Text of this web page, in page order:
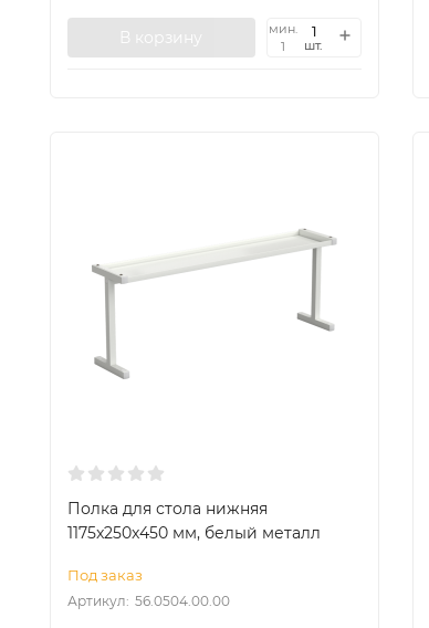
В корзину
мин.
1
шт.
Полка для стола нижняя
1175x250x450 мм, белый металл
Под заказ
Артикул: 56.0504.00.00